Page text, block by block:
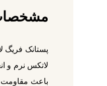
لاتکس نرم و
باعث مقاومت